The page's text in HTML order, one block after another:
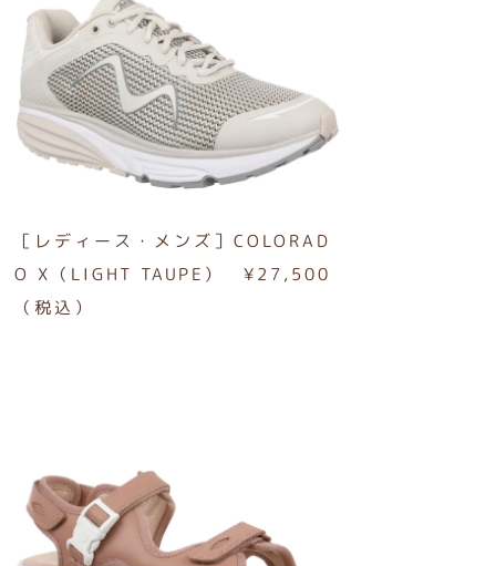
［レディース・メンズ］COLORAD
O X（LIGHT TAUPE） ¥27,500
（税込）